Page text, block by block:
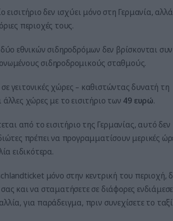
δεν ισχύει μόνο στη Γερμανία,
περιοχές τους.
εθνικών σιδηροδρόμων δεν βρίσκονται
σιδηροδρομικούς σταθμούς.
γειτονικές χώρες – καθιστώντας δυνατή τη
χώρες με το εισιτήριο των 49 ευρώ.
από το εισιτήριο της Γερμανίας, αυτό δεν
πρέπει να προγραμματίσουν μερικές
ειδικότερα.
μόνο στην κεντρική του περιοχή,
και να σταματήσετε σε διάφορες
για παράδειγμα, πριν συνεχίσετε το